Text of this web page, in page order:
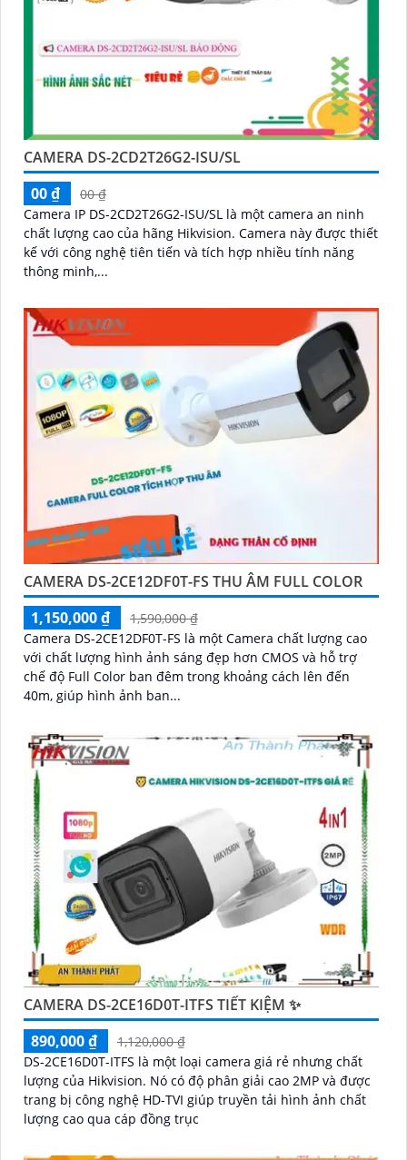
CAMERA DS-2CD2T26G2-ISU/SL
00 ₫
00 ₫
Camera IP DS-2CD2T26G2-ISU/SL là một camera an ninh
chất lượng cao của hãng Hikvision. Camera này được thiết
kế với công nghệ tiên tiến và tích hợp nhiều tính năng
thông minh,...
CAMERA DS-2CE12DF0T-FS THU ÂM FULL COLOR
1,150,000 ₫
1,590,000 ₫
Camera DS-2CE12DF0T-FS là một Camera chất lượng cao
với chất lượng hình ảnh sáng đẹp hơn CMOS và hỗ trợ
chế độ Full Color ban đêm trong khoảng cách lên đến
40m, giúp hình ảnh ban...
CAMERA DS-2CE16D0T-ITFS TIẾT KIỆM ✨
890,000 ₫
1,120,000 ₫
DS-2CE16D0T-ITFS là một loại camera giá rẻ nhưng chất
lượng của Hikvision. Nó có độ phân giải cao 2MP và được
trang bị công nghệ HD-TVI giúp truyền tải hình ảnh chất
lượng cao qua cáp đồng trục